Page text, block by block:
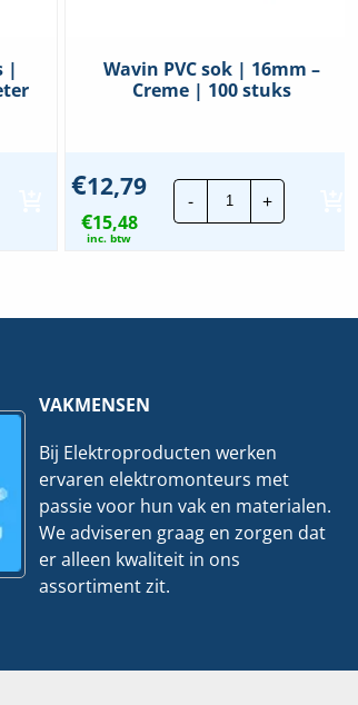
|
Wavin PVC sok | 16mm –
Creme | 100 stuks
€12,79
€15,48
inc. btw
-
Wavin
PVC
sok
+
VAKMENSEN
Bij Elektroproducten werken
ervaren elektromonteurs met
passie voor hun vak en materialen.
We adviseren graag en zorgen dat
er alleen kwaliteit in ons
assortiment zit.